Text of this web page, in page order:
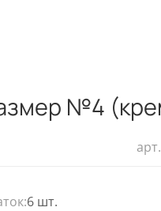
№4
арт.
6 шт.